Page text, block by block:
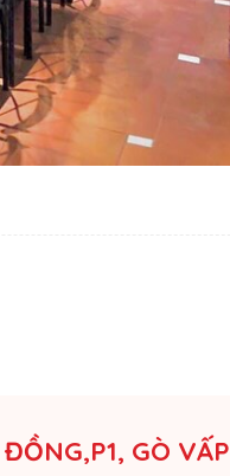
GÒ VẤP